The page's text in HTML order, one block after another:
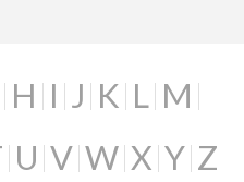
H I J K L M
U V W X Y Z